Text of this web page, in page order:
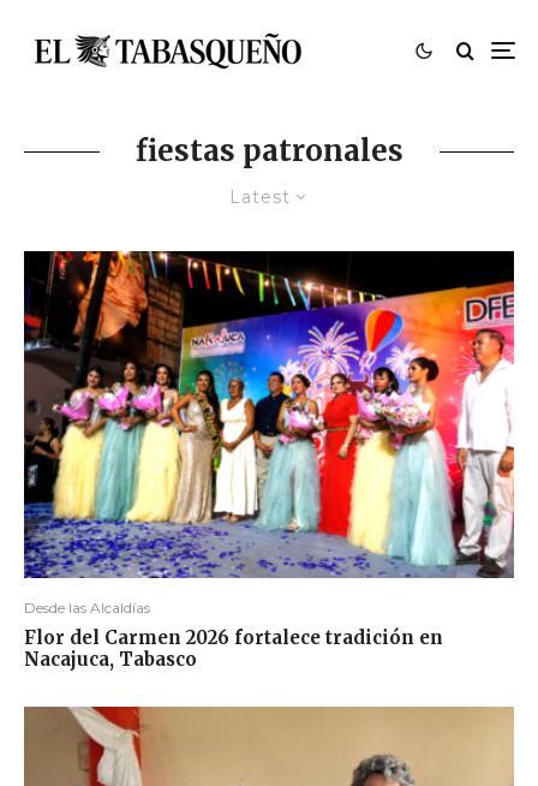
fiestas patronales
Latest
Desde las Alcaldías
Flor del Carmen 2026 fortalece tradición en
Nacajuca, Tabasco